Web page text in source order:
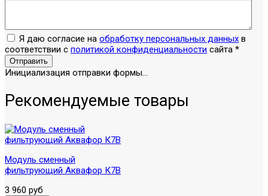
Я даю согласие на обработку персональных данных в
соответствии с политикой конфиденциальности сайта *
Отправить
Инициализация отправки формы...
Рекомендуемые товары
Модуль сменный
фильтрующий Аквафор К7В
3 960 руб